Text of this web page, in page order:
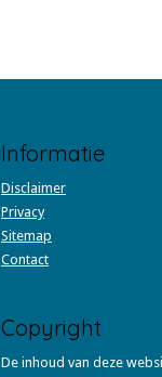
Informatie
Disclaimer
Privacy
Sitemap
Contact
Copyright
De inhoud van deze